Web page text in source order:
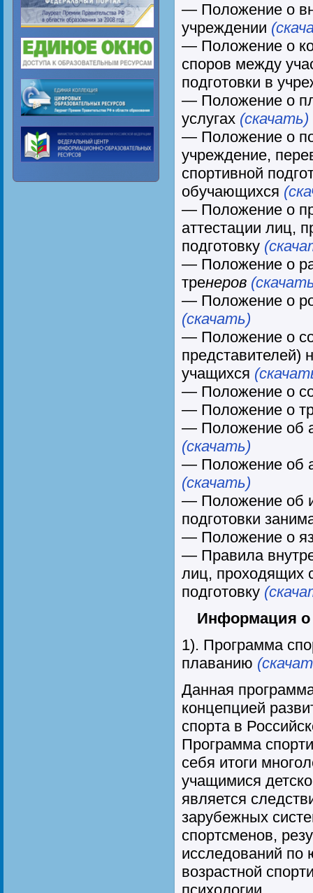
— Положение о
учреждении
— Положение о
споров между
подготовки в
— Положение о
услугах (скачать)
— Положение о
учреждение,
спортивной
обучающихся
— Положение о
аттестации лиц,
подготовку
— Положение о
тренеров
— Положение о
(скачать)
— Положение о
представителей)
учащихся
— Положение о
— Положение о
— Положение об
(скачать)
— Положение об
(скачать)
— Положение об
подготовки
— Положение о
— Правила
лиц, проходящих
подготовку
Информация о
1). Программа
плаванию
Данная
концепцией
спорта в
Программа
себя итоги
учащимися
является
зарубежных
спортсменов,
исследований по
возрастной